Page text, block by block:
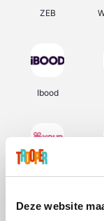
Deze website
ZEB
Ibood